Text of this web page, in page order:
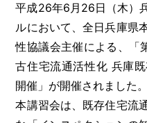
平成26年6月26日（木）
ルにおいて、全日兵庫県
性協議会主催による、「
古住宅流通活性化 兵庫
開催」が開催されました。
本講習会は、既存住宅流